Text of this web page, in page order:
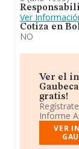
Ver
Cotiza en
NO
Ver el
gratis!
Informe
VER